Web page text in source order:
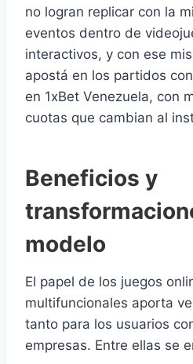
no logran replicar con la
eventos dentro de
interactivos, y con ese
apostá en los partidos con
en 1xBet Venezuela, con
cuotas que cambian al
Beneficios y
modelo
El papel de los juegos
multifuncionales aporta
tanto para los usuarios
empresas. Entre ellas se